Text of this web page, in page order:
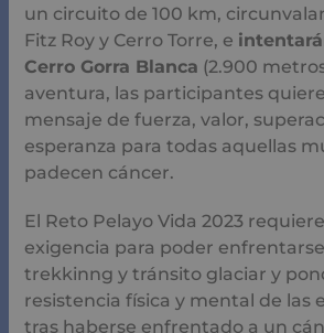
un circuito de 100 km,
Fitz Roy y Cerro Torre, e
Cerro Gorra Blanca (2.900
aventura, las participantes
mensaje de fuerza, valor,
esperanza para todas aquellas
padecen cáncer.
El Reto Pelayo Vida 2023
exigencia para poder
trekkinng y tránsito glaciar y
resistencia física y mental de las
tras haberse enfrentado a un